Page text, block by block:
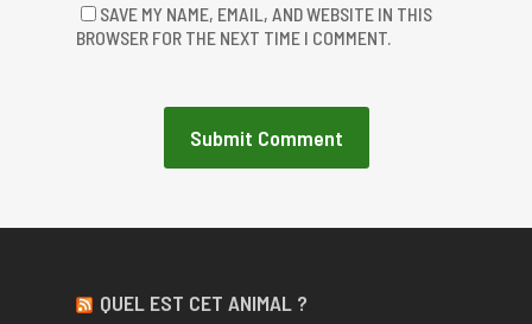
SAVE MY NAME, EMAIL, AND WEBSITE IN THIS
BROWSER FOR THE NEXT TIME I COMMENT.
QUEL EST CET ANIMAL ?